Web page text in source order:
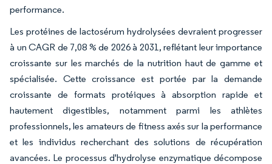
performance.
Les protéines de lactosérum hydrolysées devraient progresser
à un CAGR de 7,08 % de 2026 à 2031, reflétant leur importance
croissante sur les marchés de la nutrition haut de gamme et
spécialisée. Cette croissance est portée par la demande
croissante de formats protéiques à absorption rapide et
hautement digestibles, notamment parmi les athlètes
professionnels, les amateurs de fitness axés sur la performance
et les individus recherchant des solutions de récupération
avancées. Le processus d'hydrolyse enzymatique décompose